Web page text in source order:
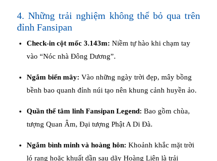
4. Những trải nghiệm không thể bỏ qua trên
đỉnh Fansipan
Check-in cột mốc 3.143m: Niềm tự hào khi chạm tay
vào “Nóc nhà Đông Dương”.
Ngắm biển mây: Vào những ngày trời đẹp, mây bồng
bềnh bao quanh đỉnh núi tạo nên khung cảnh huyền ảo.
Quần thể tâm linh Fansipan Legend: Bao gồm chùa,
tượng Quan Âm, Đại tượng Phật A Di Đà.
Ngắm bình minh và hoàng hôn: Khoảnh khắc mặt trời
ló rạng hoặc khuất dần sau dãy Hoàng Liên là trải